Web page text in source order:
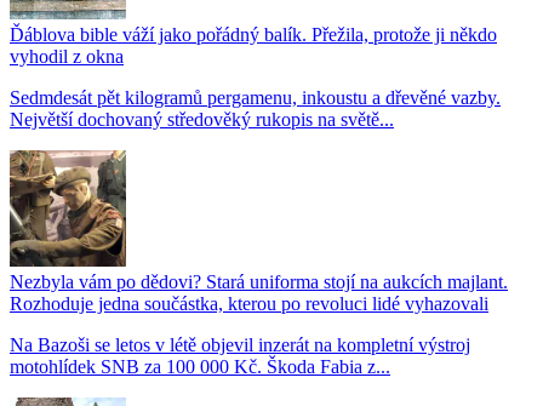
Ďáblova bible váží jako pořádný balík. Přežila, protože ji někdo
vyhodil z okna
Sedmdesát pět kilogramů pergamenu, inkoustu a dřevěné vazby.
Největší dochovaný středověký rukopis na světě...
Nezbyla vám po dědovi? Stará uniforma stojí na aukcích majlant.
Rozhoduje jedna součástka, kterou po revoluci lidé vyhazovali
Na Bazoši se letos v létě objevil inzerát na kompletní výstroj
motohlídek SNB za 100 000 Kč. Škoda Fabia z...